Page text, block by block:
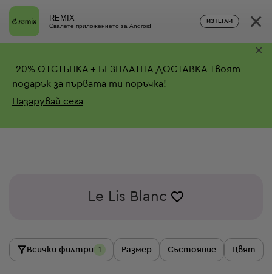
REMIX
Свалете приложението за Android
ИЗТЕГЛИ ×
-20% ОТСТЪПКА + БЕЗПЛАТНА ДОСТАВКА Твоят
подарък за първата ти поръчка!
Пазарувай сега
×
Le Lis Blanc
Всички филтри 1 Размер Състояние Цвят